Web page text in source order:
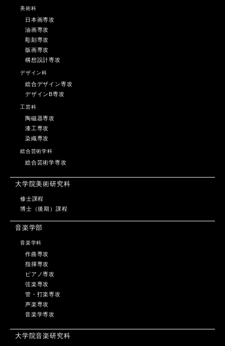
美術科
日本画専攻
油画専攻
彫刻専攻
版画専攻
構想設計専攻
デザイン科
総合デザイン専攻
デザインB専攻
工芸科
陶磁器専攻
漆工専攻
染織専攻
総合芸術学科
総合芸術学専攻
大学院美術研究科
修士課程
博士（後期）課程
音楽学部
音楽学科
作曲専攻
指揮専攻
ピアノ専攻
弦楽専攻
管・打楽専攻
声楽専攻
音楽学専攻
大学院音楽研究科